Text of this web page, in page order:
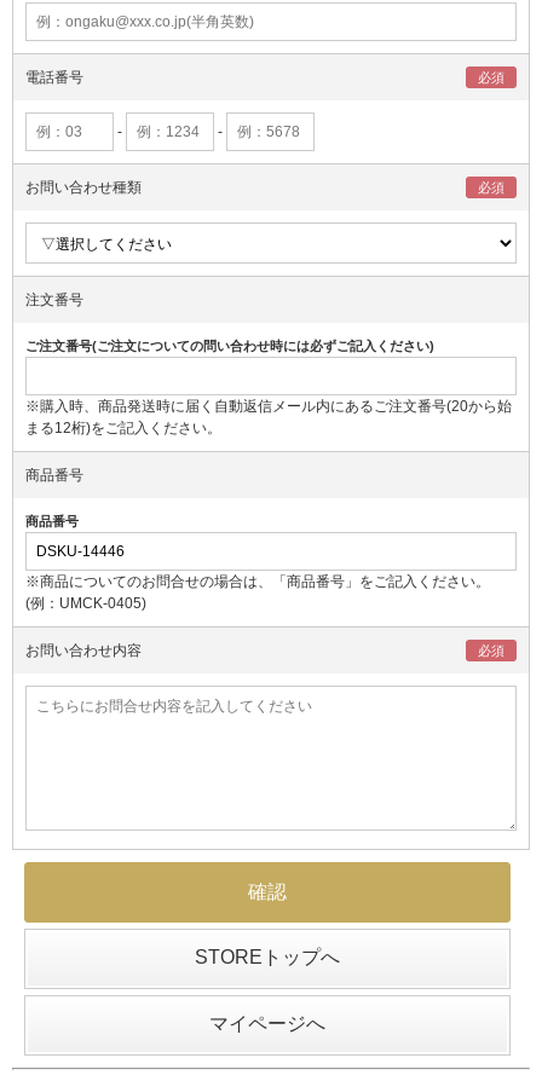
電話番号
- -
お問い合わせ種類
注文番号
ご注文番号(ご注文についての問い合わせ時には必ずご記入ください)
※購入時、商品発送時に届く自動返信メール内にあるご注文番号(20から始
まる12桁)をご記入ください。
商品番号
商品番号
※商品についてのお問合せの場合は、「商品番号」をご記入ください。
(例：UMCK-0405)
お問い合わせ内容
STOREトップへ
マイページへ